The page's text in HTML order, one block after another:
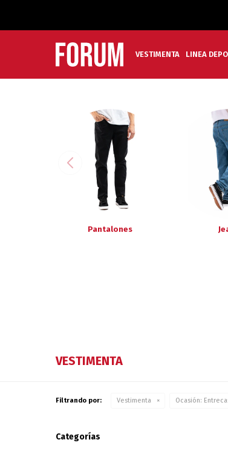
VESTIMENTA LINEA
Pantalones
VESTIMENTA
Filtrando por: Vestimenta Ocasión:
Categorías